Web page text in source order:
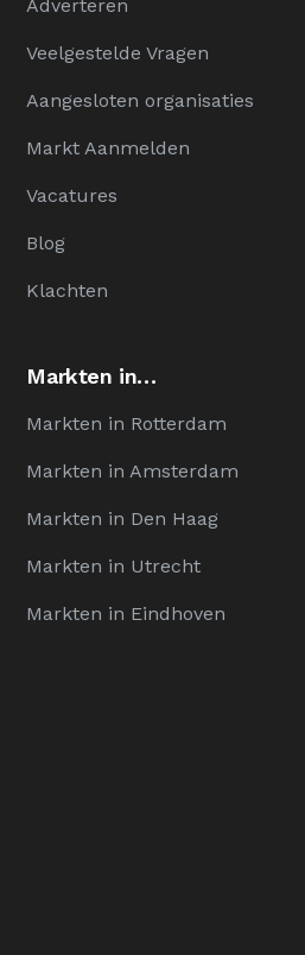
Adverteren
Veelgestelde Vragen
Aangesloten organisaties
Markt Aanmelden
Vacatures
Blog
Klachten
Markten in…
Markten in Rotterdam
Markten in Amsterdam
Markten in Den Haag
Markten in Utrecht
Markten in Eindhoven